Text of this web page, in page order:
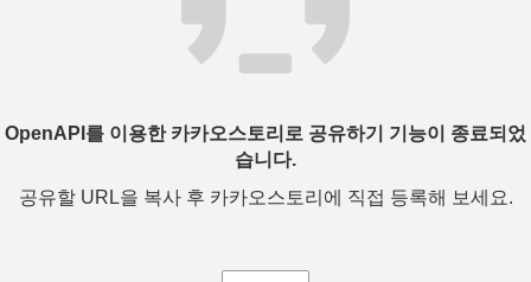
OpenAPI를 이용한 카카오스토리로 공유하기 기능이 종료되었
습니다.
공유할 URL을 복사 후 카카오스토리에 직접 등록해 보세요.